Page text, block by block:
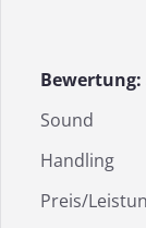
Bewertung:
Sound
Handling
Preis/